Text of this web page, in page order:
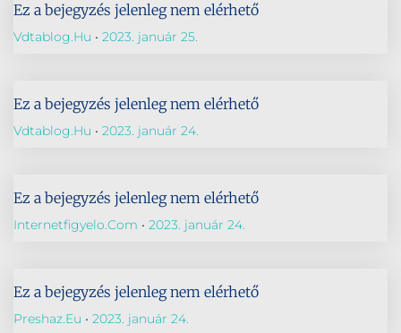
Ez a bejegyzés jelenleg nem elérhető
Vdtablog.hu 2023. január 25.
Ez a bejegyzés jelenleg nem elérhető
Vdtablog.hu 2023. január 24.
Ez a bejegyzés jelenleg nem elérhető
Internetfigyelo.com 2023. január 24.
Ez a bejegyzés jelenleg nem elérhető
Preshaz.eu 2023. január 24.